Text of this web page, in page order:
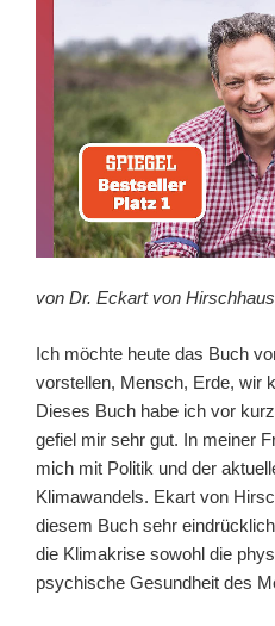
von Dr. Eckart von
Ich möchte heute das Buch
vorstellen, Mensch, Erde, wir
Dieses Buch habe ich vor
gefiel mir sehr gut. In meiner
mich mit Politik und der
Klimawandels. Ekart von
diesem Buch sehr
die Klimakrise sowohl die
psychische Gesundheit des